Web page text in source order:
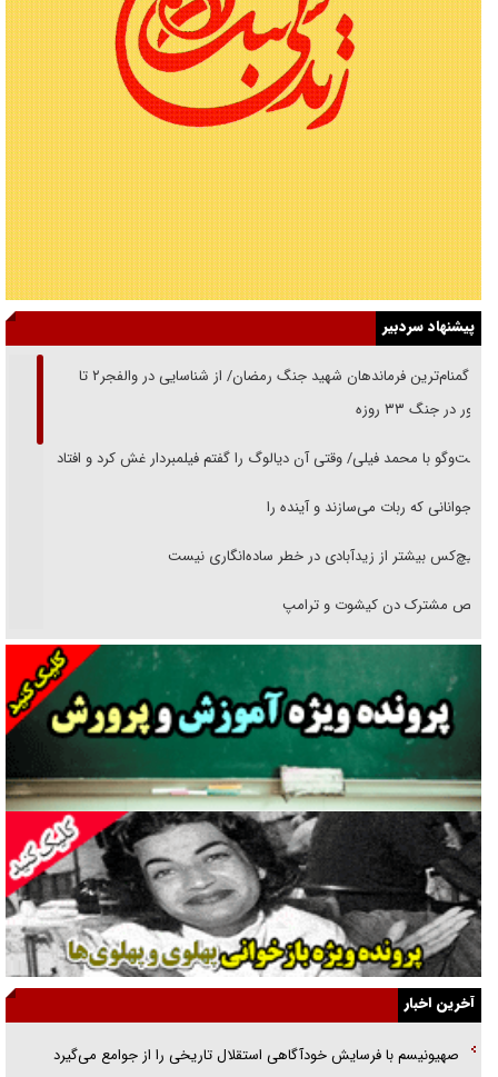
پیشنهاد سردبیر
از گمنام‌ترین فرماندهان شهید جنگ رمضان/ از شناسایی در والفجر۲ تا
حضور در جنگ ۳۳ روزه
گفت‌وگو با محمد فیلی/ وقتی آن دیالوگ را گفتم فیلمبردار غش کرد و افتاد
نوجوانانی که ربات می‌سازند و آینده را
هیچ‌کس بیشتر از زیدآبادی در خطر ساده‌انگاری نیست
رقص مشترک دن کیشوت و ترامپ
دنده دولت به واگذاری مسئله‌دار ایران‌خودرو/ خصوصی‌سازی یا انحصار؟
غریزه‌ی بقا و آقای باقی و رفقا
جراحی‌های زیبایی با مدرک فوق‌دیپلم! + گفت‌وگو با متهم
گفت‌وگو با همسر یکی از شهدای جنگ رمضان/ پیکر بی‌سر شهید را از
انگشت‌های پا شناسایی کردیم
نسلی که آنلاین الگو می‌گیرد
گفت‌وگو با آیت‌الله جاودان/ جفای مخالفان مکانت معنوی رهبر شهید را
ارتقا می‌داد
راننده مست به قانون می‌خندد
همه آقای دوربینی شده‌ایم!
آخرین اخبار
صهیونیسم با فرسایش خودآگاهی استقلال تاریخی را از جوامع می‌گیرد